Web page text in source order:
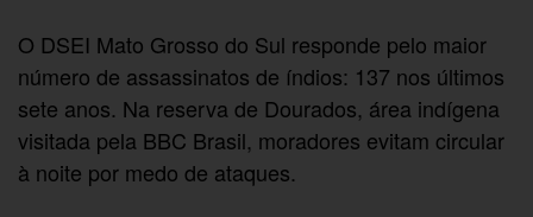
O DSEI Mato Grosso do Sul responde pelo maior
número de assassinatos de índios: 137 nos últimos
sete anos. Na reserva de Dourados, área indígena
visitada pela BBC Brasil, moradores evitam circular
à noite por medo de ataques.